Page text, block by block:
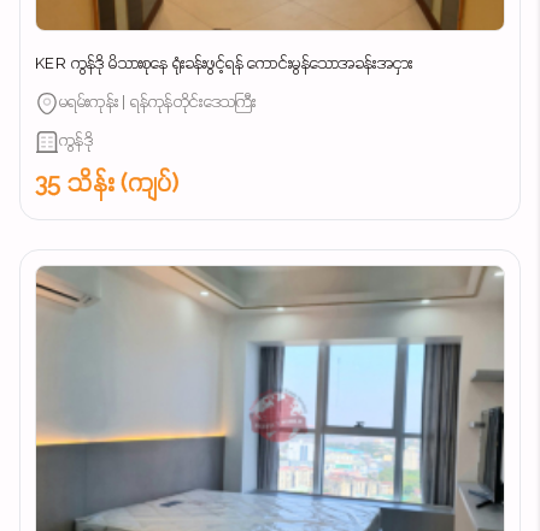
KER ကွန်ဒို မိသားစုနေ ရုံးခန်းဖွင့်ရန် ကောင်းမွန်သောအခန်းအငှား
မရမ်းကုန်း | ရန်ကုန်တိုင်းဒေသကြီး
ကွန်ဒို
35 သိန်း (ကျပ်)